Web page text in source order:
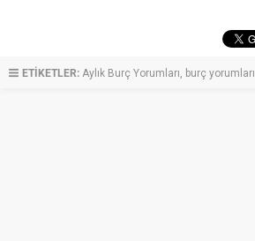
ETİKETLER: Aylık Burç Yorumları, burç yorumları